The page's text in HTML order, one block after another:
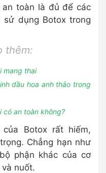
toàn là đủ để các
sử dụng Botox trong
thêm:
mang thai
dầu hoa anh thảo trong
có an toàn không?
Botox rất hiếm,
Chẳng hạn như
phận khác của cơ
nuốt.